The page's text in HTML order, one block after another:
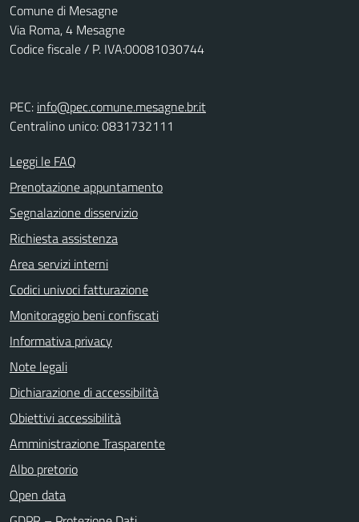
Comune di Mesagne
Via Roma, 4 Mesagne
Codice fiscale / P. IVA:00081030744
PEC: info@pec.comune.mesagne.br.it
Centralino unico: 0831732111
Leggi le FAQ
Prenotazione appuntamento
Segnalazione disservizio
Richiesta assistenza
Area servizi interni
Codici univoci fatturazione
Monitoraggio beni confiscati
Informativa privacy
Note legali
Dichiarazione di accessibilità
Obiettivi accessibilità
Amministrazione Trasparente
Albo pretorio
Open data